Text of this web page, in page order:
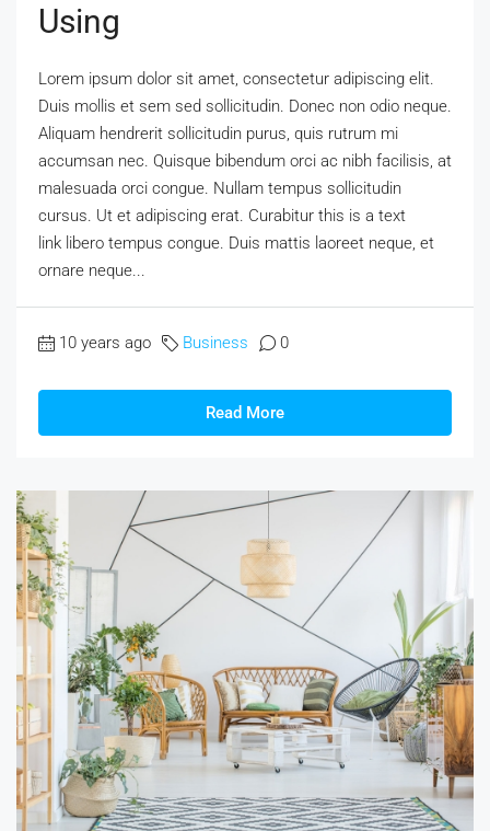
Using
Lorem ipsum dolor sit amet, consectetur adipiscing elit.
Duis mollis et sem sed sollicitudin. Donec non odio neque.
Aliquam hendrerit sollicitudin purus, quis rutrum mi
accumsan nec. Quisque bibendum orci ac nibh facilisis, at
malesuada orci congue. Nullam tempus sollicitudin
cursus. Ut et adipiscing erat. Curabitur this is a text
link libero tempus congue. Duis mattis laoreet neque, et
ornare neque...
10 years ago Business 0
Read More